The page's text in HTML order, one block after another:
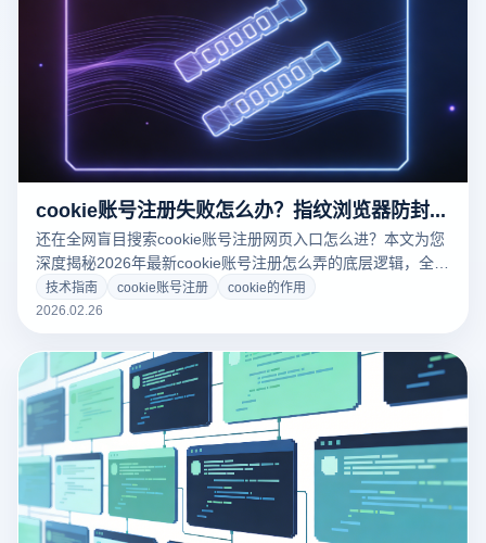
cookie账号注册失败怎么办？指纹浏览器防封指南
还在全网盲目搜索cookie账号注册网页入口怎么进？本文为您
深度揭秘2026年最新cookie账号注册怎么弄的底层逻辑，全面
解析cookie的作用与多账号运营的核心关联。结合跨境行业标
配的云登指纹浏览器，手把手教您如何通过一键导入Cookie实
效抢占全球百亿流量！点击获取终极防封实操指南。
技术指南 cookie账号注册
cookie的作用
2026.02.26